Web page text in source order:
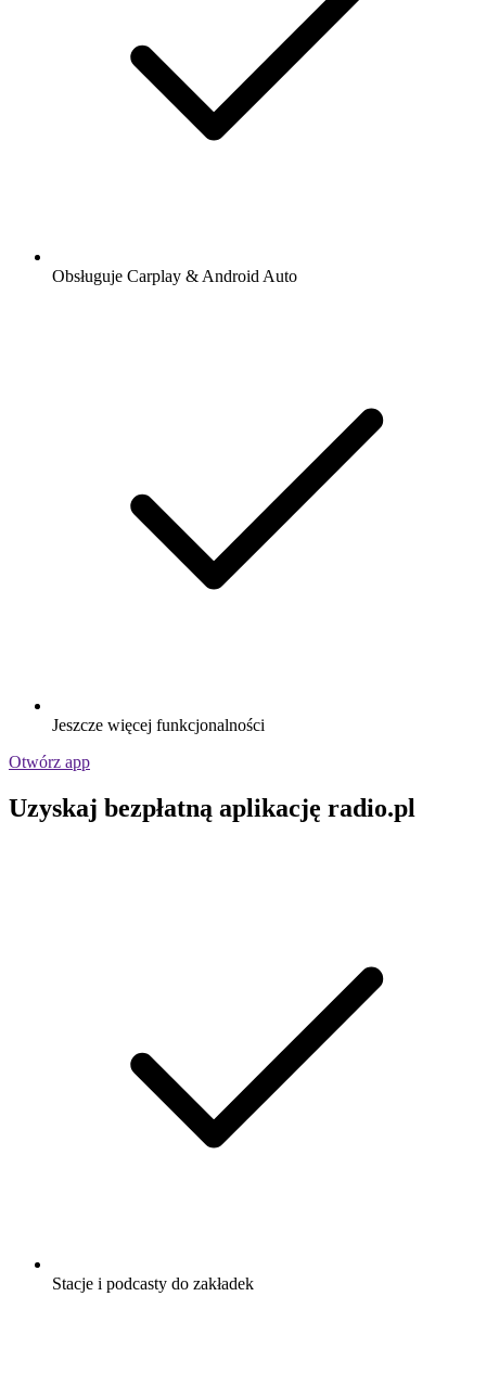
Obsługuje Carplay & Android Auto
Jeszcze więcej funkcjonalności
Otwórz app
Uzyskaj bezpłatną aplikację radio.pl
Stacje i podcasty do zakładek